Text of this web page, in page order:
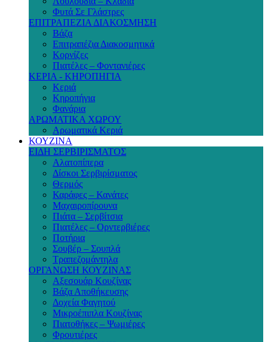
Φυτά Σε Γλάστρες
ΕΠΙΤΡΑΠΕΖΙΑ ΔΙΑΚΟΣΜΗΣΗ
Βάζα
Επιτραπέζια Διακοσμητικά
Κορνίζες
Πιατέλες – Φοντανιέρες
ΚΕΡΙΑ - ΚΗΡΟΠΗΓΙΑ
Κεριά
Κηροπήγια
Φανάρια
ΑΡΩΜΑΤΙΚΑ ΧΩΡΟΥ
Αρωματικά Κεριά
ΚΟΥΖΙΝΑ
ΕΙΔΗ ΣΕΡΒΙΡΙΣΜΑΤΟΣ
Αλατοπίπερα
Δίσκοι Σερβιρίσματος
Θερμός
Καράφες – Κανάτες
Μαχαιροπίρουνα
Πιάτα – Σερβίτσια
Πιατέλες – Ορντερβιέρες
Ποτήρια
Σουβέρ – Σουπλά
Τραπεζομάντηλα
ΟΡΓΑΝΩΣΗ ΚΟΥΖΙΝΑΣ
Αξεσουάρ Κουζίνας
Βάζα Αποθήκευσης
Δοχεία Φαγητού
Μικροέπιπλα Κουζίνας
Πιατοθήκες – Ψωμιέρες
Φρουτιέρες